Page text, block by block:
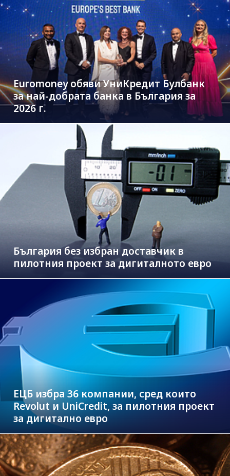
Euromoney обяви УниКредит Булбанк
за най-добрата банка в България за
2026 г.
България без избран доставчик в
пилотния проект за дигиталното евро
ЕЦБ избра 36 компании, сред които
Revolut и UniCredit, за пилотния проект
за дигитално евро